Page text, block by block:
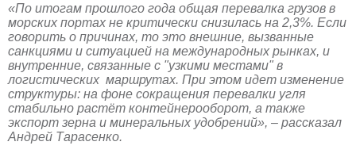
«По итогам прошлого года общая перевалка грузов в
морских портах не критически снизилась на 2,3%. Если
говорить о причинах, то это внешние, вызванные
санкциями и ситуацией на международных рынках, и
внутренние, связанные с "узкими местами" в
логистических маршрутах. При этом идет изменение
структуры: на фоне сокращения перевалки угля
стабильно растёт контейнерооборот, а также
экспорт зерна и минеральных удобрений», – рассказал
Андрей Тарасенко.